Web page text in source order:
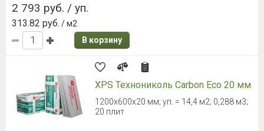
2 793 руб. / уп.
313.82 руб. / м2
В корзину
XPS Технониколь Carbon Eco 20 мм
1200х600х20 мм; уп. = 14,4 м2; 0,288 м3;
20 плит